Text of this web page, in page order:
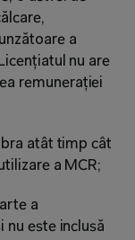
a
nu are
remunerației
atât timp cât
a MCR;
a
este inclusă